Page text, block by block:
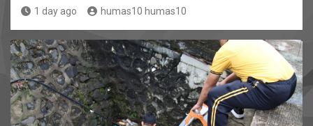
1 day ago humas10 humas10